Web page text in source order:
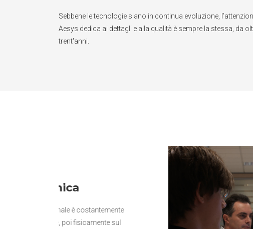
Sebbene le tecnologie siano in continua evoluzione,
Aesys dedica ai dettagli e alla qualità è sempre la stessa, da
trent'anni.